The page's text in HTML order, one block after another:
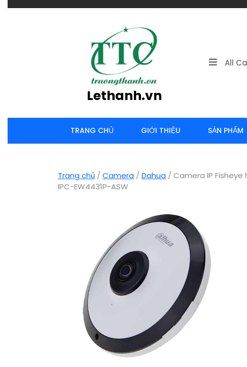
Lethanh.vn
All
TRANG CHỦ GIỚI THIỆU SẢN PHẨM
Trang chủ / Camera / Dahua / Camera IP Fisheye
IPC-EW4431P-ASW